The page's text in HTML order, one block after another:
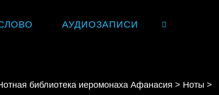
АУДИОЗАПИСИ
библиотека иеромонаха Афанасия > Ноты >